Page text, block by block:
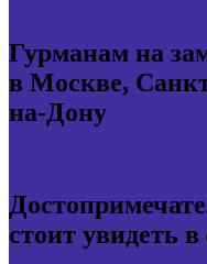
Гурманам на
в Москве,
на-Дону
стоит увидеть